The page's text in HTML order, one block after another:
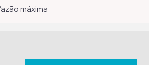
vazão máxima